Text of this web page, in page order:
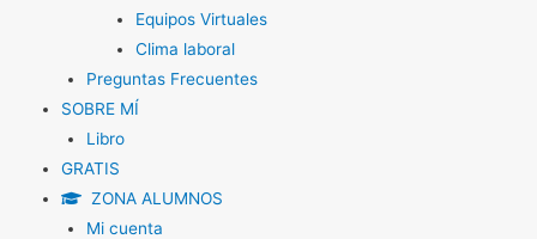
Equipos Virtuales
Clima laboral
Preguntas Frecuentes
SOBRE MÍ
Libro
GRATIS
ZONA ALUMNOS
Mi cuenta